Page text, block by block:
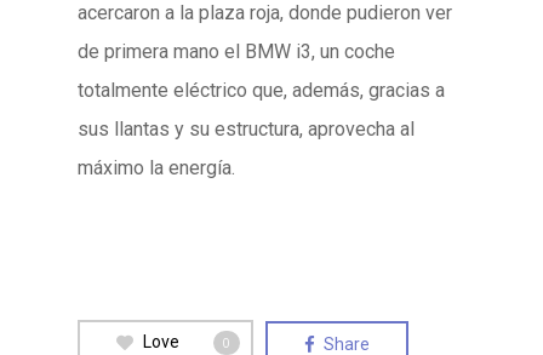
acercaron a la plaza roja, donde pudieron ver
de primera mano el BMW i3, un coche
totalmente eléctrico que, además, gracias a
sus llantas y su estructura, aprovecha al
máximo la energía.
Love 0 Share